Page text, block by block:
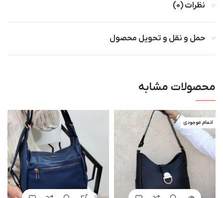
نظرات (0)
حمل و نقل و تحویل محصول
محصولات مشابه
اتمام موجودی